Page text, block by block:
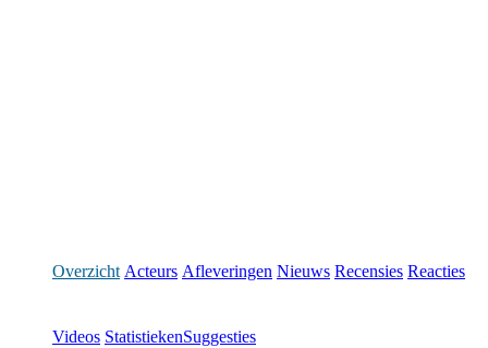
Overzicht Acteurs Afleveringen Nieuws Recensies Reacties
Videos StatistiekenSuggesties